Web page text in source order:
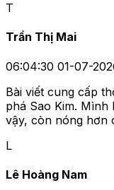
T
Trần Thị Mai
06:04:30 01-07-
Bài viết cung cấp
phá Sao Kim. Mình
vậy, còn nóng hơn
L
Lê Hoàng Nam